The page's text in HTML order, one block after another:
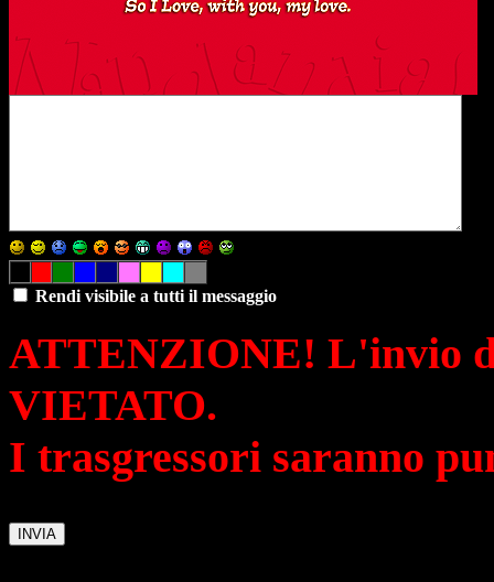
Rendi visibile a tutti il messaggio
ATTENZIONE! L'invio
VIETATO.
I trasgressori saranno